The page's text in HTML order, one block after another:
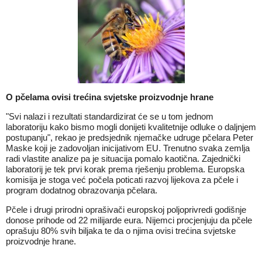
O pčelama ovisi trećina svjetske proizvodnje hrane
"Svi nalazi i rezultati standardizirat će se u tom jednom
laboratoriju kako bismo mogli donijeti kvalitetnije odluke o daljnjem
postupanju", rekao je predsjednik njemačke udruge pčelara Peter
Maske koji je zadovoljan inicijativom EU. Trenutno svaka zemlja
radi vlastite analize pa je situacija pomalo kaotična. Zajednički
laboratorij je tek prvi korak prema rješenju problema. Europska
komisija je stoga već počela poticati razvoj lijekova za pčele i
program dodatnog obrazovanja pčelara.
Pčele i drugi prirodni oprašivači europskoj poljoprivredi godišnje
donose prihode od 22 milijarde eura. Nijemci procjenjuju da pčele
oprašuju 80% svih biljaka te da o njima ovisi trećina svjetske
proizvodnje hrane.